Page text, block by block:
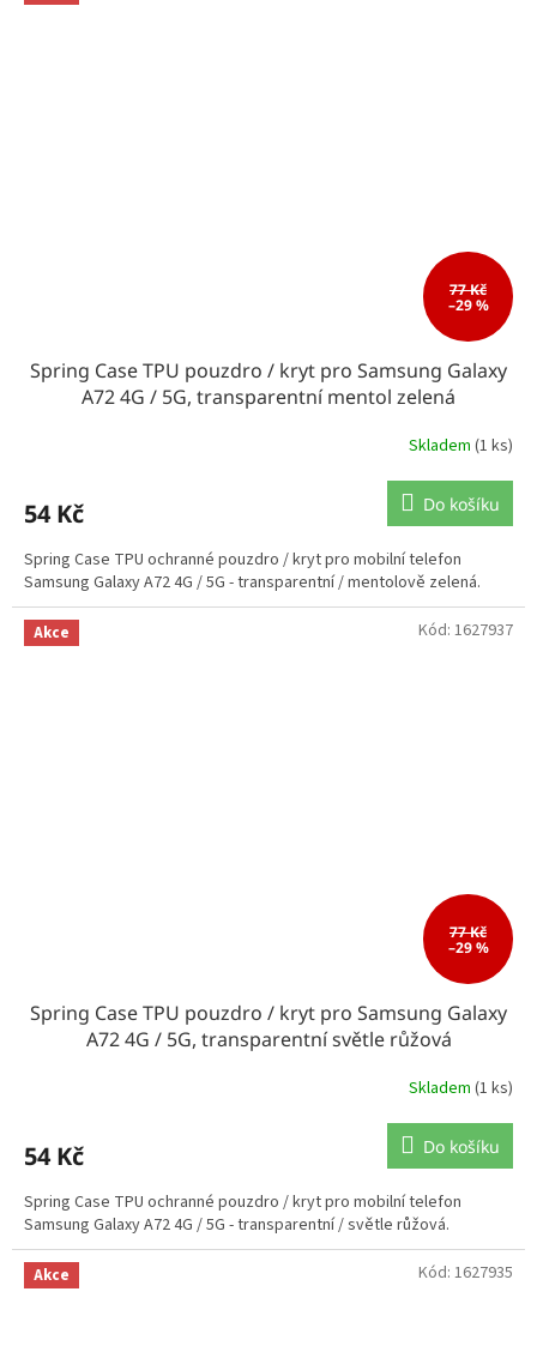
77 Kč
–29 %
Spring Case TPU pouzdro / kryt pro Samsung Galaxy
A72 4G / 5G, transparentní mentol zelená
Skladem (1 ks)
54 Kč Do košíku
Spring Case TPU ochranné pouzdro / kryt pro mobilní telefon
Samsung Galaxy A72 4G / 5G - transparentní / mentolově zelená.
Akce
77 Kč
–29 %
Spring Case TPU pouzdro / kryt pro Samsung Galaxy
A72 4G / 5G, transparentní světle růžová
Skladem (1 ks)
54 Kč Do košíku
Spring Case TPU ochranné pouzdro / kryt pro mobilní telefon
Samsung Galaxy A72 4G / 5G - transparentní / světle růžová.
Kód: 1627937
Akce Kód: 1627935